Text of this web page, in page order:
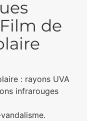
de
: rayons UVA
infrarouges